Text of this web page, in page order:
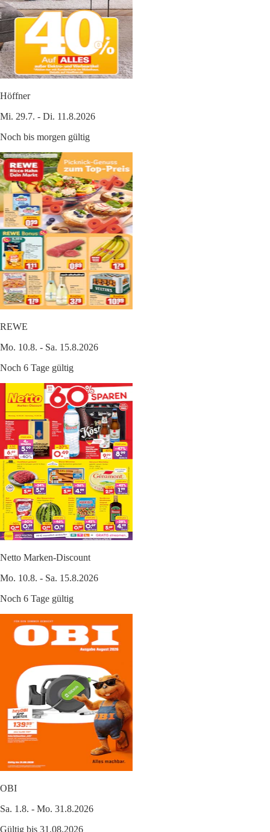
Höffner
Mi. 29.7. - Di. 11.8.2026
Noch bis morgen gültig
REWE
Mo. 10.8. - Sa. 15.8.2026
Noch 6 Tage gültig
Netto Marken-Discount
Mo. 10.8. - Sa. 15.8.2026
Noch 6 Tage gültig
OBI
Sa. 1.8. - Mo. 31.8.2026
Gültig bis 31.08.2026